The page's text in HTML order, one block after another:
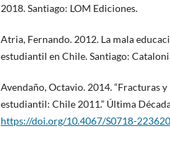
2018. Santiago: LOM Ediciones.
Atria, Fernando. 2012. La mala
estudiantil en Chile. Santiago:
Avendaño, Octavio. 2014. “Fracturas
estudiantil: Chile 2011.” Última
https://doi.org/10.4067/S0718-